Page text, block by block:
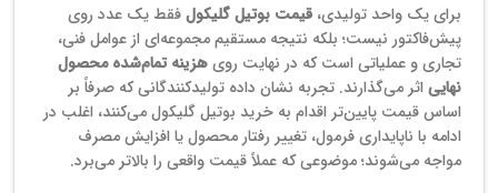
برای یک واحد تولیدی، قیمت بوتیل گلیکولفقط یک عدد روی
پیش‌فاکتور نیست؛ بلکه نتیجه مستقیم مجموعه‌ای از عوامل فنی،
تجاری و عملیاتی است که در نهایت رویهزینه تمام‌شده محصول
نهایی اثر می‌گذارند. تجربه نشان داده تولیدکنندگانی که صرفاً بر
اساس قیمت پایین‌تر اقدام به خرید بوتیل گلیکول می‌کنند، اغلب در
ادامه با ناپایداری فرمول، تغییر رفتار محصول یا افزایش مصرف
مواجه می‌شوند؛ موضوعی که عملاً قیمت واقعی را بالاتر می‌برد.